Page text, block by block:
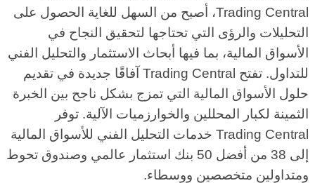
Trading Central، أصبح من السهل للغاية الحصول على
التحليلات والرؤى التي تحتاجها لتحقيق النجاح في
الأسواق المالية، بما فيها أبحاث الاستثمار والتحليل الفني
للتداول. تفتح Trading Central آفاقًا جديدة في تقديم
حلول الأسواق المالية التي تمزج بشكل ناجح بين الخبرة
الثمينة لكبار المحللين والخوارزميات الآلية. توفر
Trading Central خدمات التحليل الفني للأسواق المالية
إلى 38 من أفضل 50 بنك استثمار عالمي وصندوق تحوط
ومتداولين متخصصين ووسطاء.